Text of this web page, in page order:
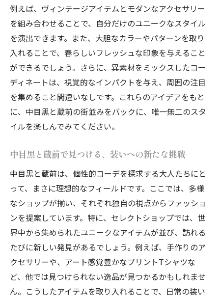
例えば、ヴィンテージアイテムとモダンなアクセサリー
を組み合わせることで、自分だけのユニークなスタイル
を演出できます。また、大胆なカラーやパターンを取り
入れることで、春らしいフレッシュな印象を与えること
ができるでしょう。さらに、異素材をミックスしたコー
ディネートは、視覚的なインパクトを与え、周囲の注目
を集めること間違いなしです。これらのアイデアをもと
に、中目黒と蔵前の街並みをバックに、唯一無二のスタ
イルを楽しんでみてください。
中目黒と蔵前で見つける、装いへの新たな挑戦
中目黒と蔵前は、個性的コーデを探求する大人たちにと
って、まさに理想的なフィールドです。ここでは、多様
なショップが揃い、それぞれ独自の視点からファッショ
ンを提案しています。特に、セレクトショップでは、世
界中から集められたユニークなアイテムが並び、訪れる
たびに新しい発見があるでしょう。例えば、手作りのア
クセサリーや、アート感覚豊かなプリントTシャツな
ど、他では見つけられない逸品が見つかるかもしれませ
ん。こうしたアイテムを取り入れることで、日常の装い